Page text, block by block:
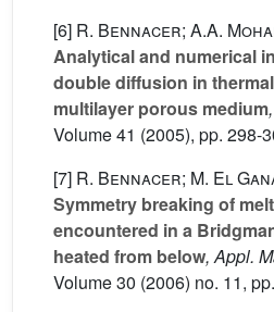
[6] R. Bennacer; A.A.
Analytical and numerical
double diffusion in
multilayer porous medium
Volume 41 (2005), pp. 298-
[7] R. Bennacer; M. El
Symmetry breaking of
encountered in a
heated from below, Appl.
Volume 30 (2006) no. 11,